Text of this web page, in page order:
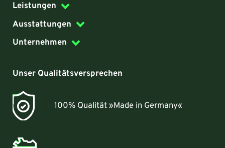
Leistungen
Ausstattungen
Unternehmen
Unser Qualitätsversprechen
100% Qualität »Made in Germany«